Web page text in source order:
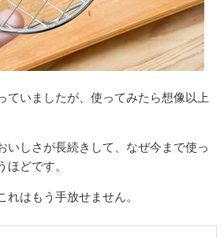
ていましたが、使ってみたら想像以上
いしさが長続きして、なぜ今まで使っ
どです。
はもう手放せません。